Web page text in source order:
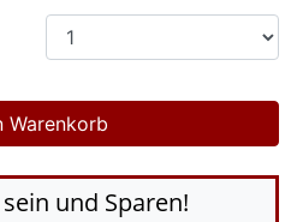
und Sparen!